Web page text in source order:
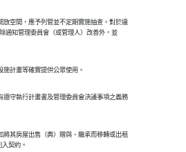
空間，應予列管並不定期實施抽查。對於違
除通知管理委員會（或管理人）改善外，並
計畫等確實提供公眾使用。
遵守執行計畫書及管理委員會決議事項之義務
其房屋出售（典）贈與、繼承而移轉或出租
入契約。